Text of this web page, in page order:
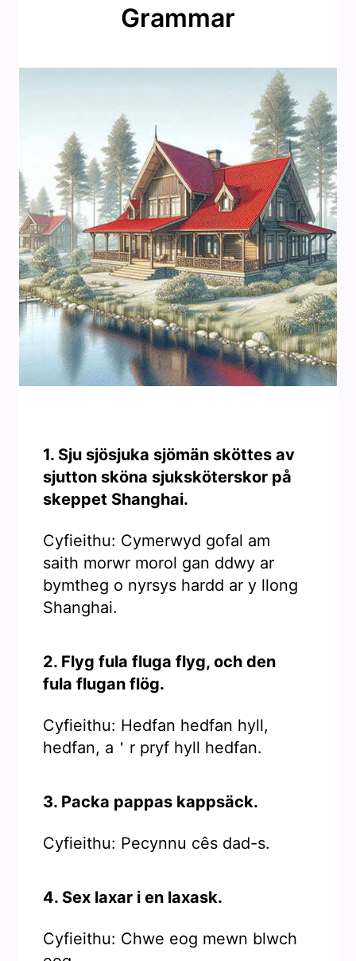
Grammar
1. Sju sjösjuka sjömän sköttes av
sjutton sköna sjuksköterskor på
skeppet Shanghai.
Cyfieithu: Cymerwyd gofal am
saith morwr morol gan ddwy ar
bymtheg o nyrsys hardd ar y llong
Shanghai.
2. Flyg fula fluga flyg, och den
fula flugan flög.
Cyfieithu: Hedfan hedfan hyll,
hedfan, a＇r pryf hyll hedfan.
3. Packa pappas kappsäck.
Cyfieithu: Pecynnu cês dad-s.
4. Sex laxar i en laxask.
Cyfieithu: Chwe eog mewn blwch